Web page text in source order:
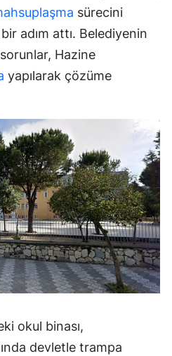
sürecini
adım attı. Belediyenin
Hazine
yapılarak çözüme
okul binası,
devletle trampa